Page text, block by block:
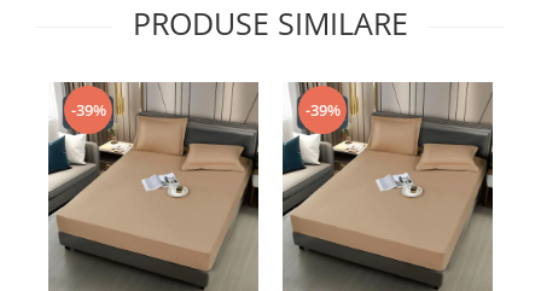
PRODUSE SIMILARE
-39% -39%